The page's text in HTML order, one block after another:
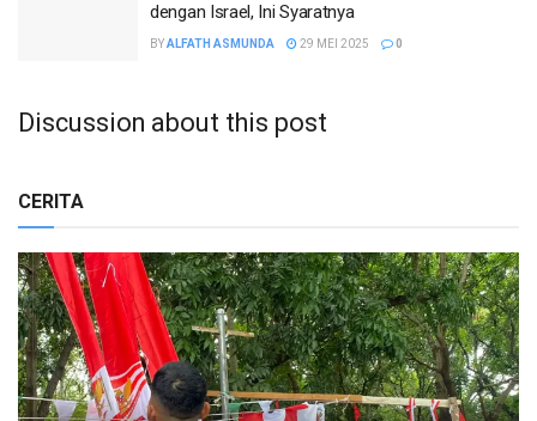
dengan Israel, Ini Syaratnya
BYALFATH ASMUNDA 29 MEI 2025 0
Discussion about this post
CERITA